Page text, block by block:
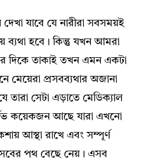
যাবে যে নারীরা সবসময়ই
ব্যথা হবে। কিন্তু যখন আমরা
দিকে তাকাই তখন এমন একটা
মেয়েরা প্রসবব্যথার অজানা
তারা সেটা এড়াতে মেডিক্যাল
কয়েকজন আছে যারা এখনো
আস্থা রাখে এবং সম্পূর্ণ
পথ বেছে নেয়। এসব